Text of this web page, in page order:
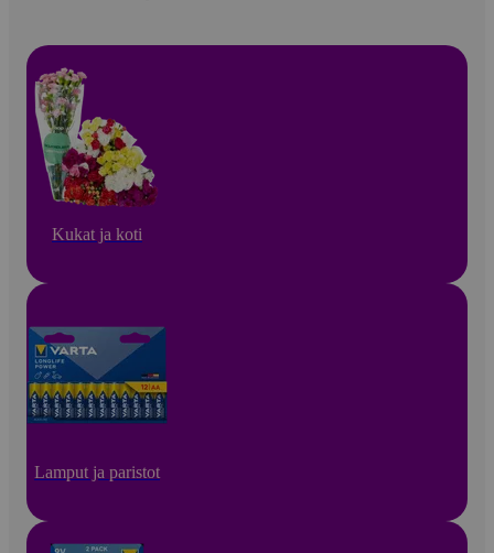
Kukat ja koti
Lamput ja paristot